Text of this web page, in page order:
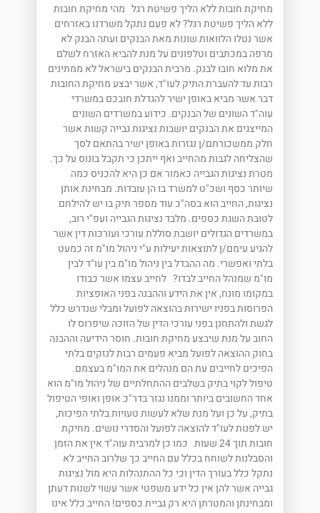
מחיקת חובות ללא הליך פשיטת רגל מהי מחיקת חובות
ללא הליך פשיטת רגל? לא פעם נתקל משרדנו באזרחים
אשר נטלו הלוואות שונות מאת הבנקים ועתה הבנק לא
מרפה במכתבים וטלפונים על מנת להביא האזרח לשלם
את מלוא חובו לבנק. מרבית הבנקים בישראל לא ממתינים
רבות עד להעברת התיק לעו"ד, אשר יבצע מחיקת החובות
דבר אשר מביא באופן ישיר להגדלת חובכם במשרדי
עוה"ד השונים של הבנקים. כידוע במשרדים השונים
המייצגים את הבנקים יושבות נציגות גבייה קשות אשר
חלק ממשכורתם/ן נגזרות באופן ישיר בהתאם לסך
שהצליחה לגבות מהחייב ואף ייתכן כי תקבל בונוס על כך.
מטרת נציגות הגבייה כאמור אם כן היא להכניס כמה
שיותר כסף ושכ"ט למשרד בו הן עובדות. מבחינת אותן
נציגות, החייב הוא בסה"כ עוד מספר תיק בו יש להילחם
לטובת השגת כספים. מלבד נציגות הגבייה ועפ"י רוב,
במשרדים הגדולים יושבת סוללת עורכי ועורכות דין אשר
להגיע עימם/ן לתוצאות יעילות ע"י ניהול מו"מ זה כמעט
בלתי ואפשרי. מה ההבדל בין ניהול מו"מ בין עו"ד לבין
מו"מ שמנהל החייב לבדו? לחייב עצמו אשר כבודו
במקומו מונח, אין את הידע וההבנה בפני האופציות
הפרוסות בפניו ישירות בהוצאה לפועל ומבלי שנדרש כלל
לגשת ולהתחנן בפני עורכי הדין של הזוכה שיפרוס לו
החוב על מנת שיבצע מחיקת חובות. חוסר הידיעה וההבנה
בחוק ההוצאה לפועל מביא פעמים רבות לנזקים בלתי
הפיכים לחייבים עת הם מנהלים את המו"מ בעצמם.
טיפול לקוי בתיק בשלבים ההתחלתיים של ניהול מו"מ הוא
אחד החשובים ביותר וממנו נגזר בדר"כ אופן ואופי הטיפול
בתיק, על כן ועל מנת שלא לעשות טעויות בלתי הפיכות,
יש לפנות לעו"ד להוצאה לפועל והסדרי נושים. מחיקת
חובות תוך 24 שעות כמו כן למרבית עוה"ד אין את הזמן
והסבלנות לשוחח בכלל עם החייב כך שלרוב החייב לא
נתקל כלל בעורך הדין וכי כל ההתנהלות היא מול נציגות
גבייה אשר להן אין כל ידע משפטי אשר עשוי לשנות דעתן
ומבחינתן והמטרתן היא רק גביית כספים! החייב כלל אינו